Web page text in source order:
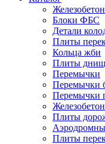
Блоки ФБС
Детали
Плиты
Кольца жби
Плиты
Перемычки
Перемычки
Перемычки
Плиты
Плиты